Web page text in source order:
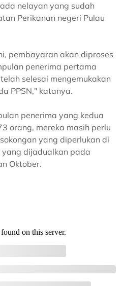
nelayan yang sudah
Perikanan negeri Pulau
pembayaran akan diproses
penerima pertama
selesai mengemukakan
PPSN," katanya.
penerima yang kedua
orang, mereka masih perlu
yang diperlukan di
yang dijadualkan pada
Oktober.